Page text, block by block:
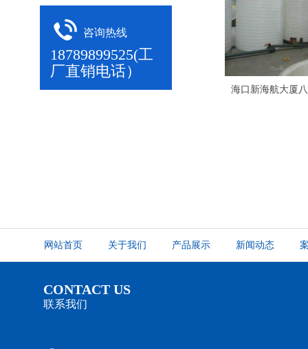
咨询热线
18789899525(工
厂直销电话）
网站首页 关于我们 产品展示 新闻动态
CONTACT US
联系我们